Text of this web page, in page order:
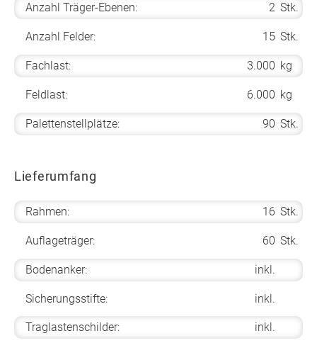
Anzahl Träger-Ebenen: 2 Stk.
Anzahl Felder: 15 Stk.
Fachlast: 3.000 kg
Feldlast: 6.000 kg
Palettenstellplätze: 90 Stk.
Lieferumfang
Rahmen: 16 Stk.
Auflageträger: 60 Stk.
Bodenanker: inkl.
Sicherungsstifte: inkl.
Traglastenschilder: inkl.